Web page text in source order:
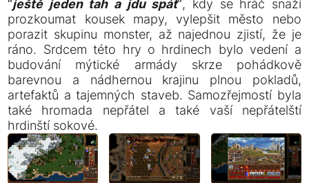
“ještě jeden tah a jdu spát”, kdy se hráč snaží
prozkoumat kousek mapy, vylepšit město nebo
porazit skupinu monster, až najednou zjistí, že je
ráno. Srdcem této hry o hrdinech bylo vedení a
budování mýtické armády skrze pohádkově
barevnou a nádhernou krajinu plnou pokladů,
artefaktů a tajemných staveb. Samozřejmostí byla
také hromada nepřátel a také vaší nepřátelští
hrdinští sokové.